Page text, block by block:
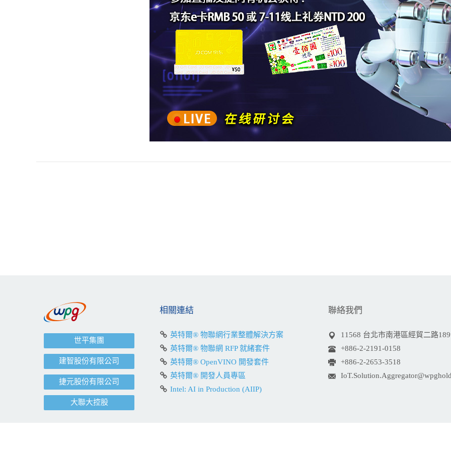
世平集團
建智股份有限公司
捷元股份有限公司
大聯大控股
相關連結
英特爾® 物聯網行業整體解決方案
英特爾® 物聯網 RFP 就緒套件
英特爾® OpenVINO 開發套件
英特爾® 開發人員專區
Intel: AI in Production (AIIP)
聯絡我們
11568 台北市南港區經貿二路
+886-2-2191-0158
+886-2-2653-3518